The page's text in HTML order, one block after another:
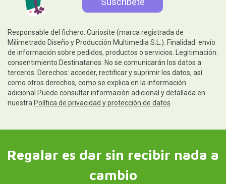
Responsable del fichero: Curiosite (marca registrada de
Milimetrado Diseño y Producción Multimedia S.L.). Finalidad: envío
de información sobre pedidos, productos o servicios. Legitimación:
consentimiento.Destinatarios: No se comunicarán los datos a
terceros. Derechos: acceder, rectificar y suprimir los datos, así
como otros derechos, como se explica en la información
adicional.Puede consultar información adicional y detallada en
nuestra Política de privacidad y protección de datos
Regalar es dar sin recibir nada a
cambio